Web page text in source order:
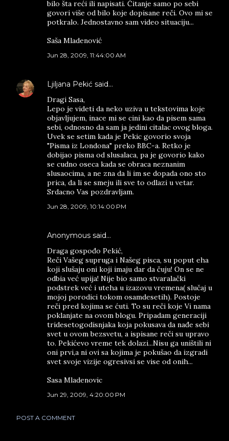
bilo šta reći ili napisati. Čitanje samo po sebi
govori više od bilo koje dopisane reči. Ovo mi se
potkralo. Jednostavno sam video situaciju...
Saša Mladenović
Jun 28, 2009, 11:44:00 AM
Ljiljana Pekić said…
Dragi Sasa,
Lepo je videti da neko uziva u tekstovima koje
objavljujem, inace mi se cini kao da pisem sama
sebi, odnosno da sam ja jedini citalac ovog bloga.
Uvek se setim kada je Pekic govorio svoja
"Pisma iz Londona" preko BBC-a. Retko je
dobijao pisma od slusalaca, pa je govorio kako
se cudno oseca kada se obraca neznanim
slusaocima, a ne zna da li im se dopada ono sto
prica, da li se smeju ili sve to odlazi u vetar.
Srdacno Vas pozdravljam.
Jun 28, 2009, 10:14:00 PM
Anonymous said…
Draga gospođo Pekić,
Reči Vašeg supruga i Našeg pisca, su poput eha
koji slušaju oni koji imaju dar da čuju! On se ne
odbia već upija! Nije bio samo stvaralački
podstrek već i uteha u izazovu vremena( slučaj u
mojoj porodici tokom osamdesetih). Postoje
reči pred kojima se ćuti. To su reči koje Vi nama
poklanjate na ovom blogu. Pripadam generaciji
tridesetogodisnjaka koja pokusava da nađe sebi
svet u ovom bezsvetu, a ispisane reči su upravo
to. Pekićevo vreme tek dolazi...Nisu ga uništili ni
oni prvi,a ni ovi sa kojima je pokušao da izgradi
svet svoje vizije ogresivsi se vise od onih...
Sasa Mladenovic
Jun 29, 2009, 4:20:00 PM
POST A COMMENT